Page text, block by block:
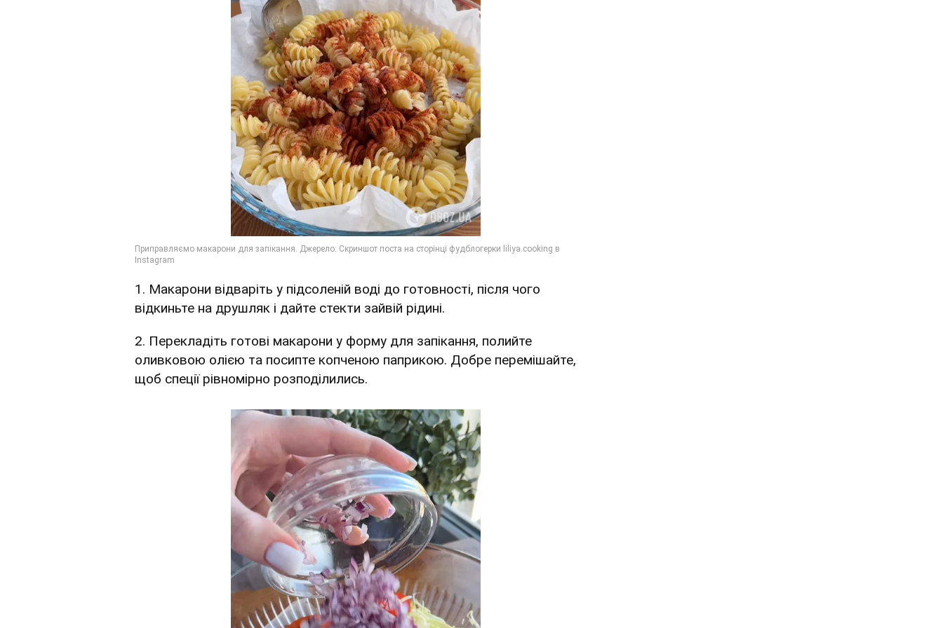
1. Макарони відваріть у підсоленій воді до готовності, після чого
відкиньте на друшляк і дайте стекти зайвій рідині.
2. Перекладіть готові макарони у форму для запікання, полийте
оливковою олією та посипте копченою паприкою. Добре перемішайте,
щоб спеції рівномірно розподілились.